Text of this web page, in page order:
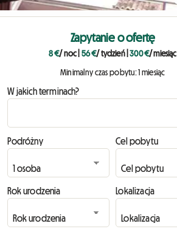
Zapytanie o ofertę
8 €/ noc 56 €/ tydzień|300 €/ miesiąc
Minimalny czas pobytu: 1 miesiąc
W jakich terminach?
Podróżny Cel pobytu
Rok urodzenia Lokalizacja